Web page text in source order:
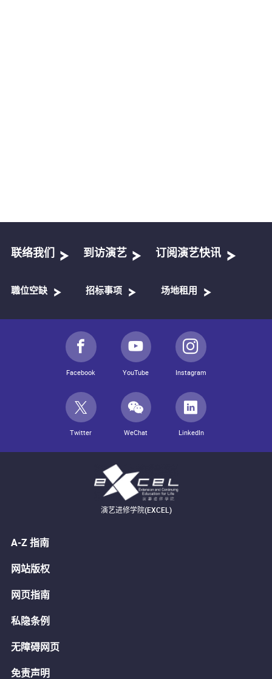
联络我们 到访演艺 订阅演艺快讯
職位空缺 招标事项 场地租用
Facebook YouTube Instagram
Twitter WeChat LinkedIn
演艺进修学院(EXCEL)
A-Z 指南
网站版权
网页指南
私隐条例
无障碍网页
免责声明